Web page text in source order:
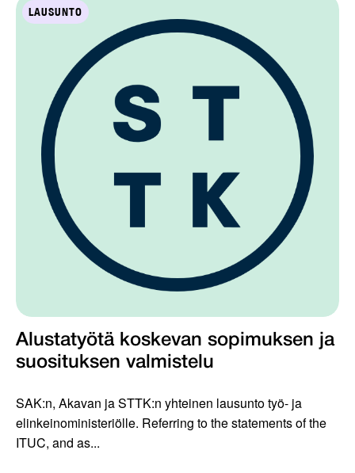
LAUSUNTO
Alustatyötä koskevan sopimuksen ja
suosituksen valmistelu
SAK:n, Akavan ja STTK:n yhteinen lausunto työ- ja
elinkeinoministeriölle. Referring to the statements of the
ITUC, and as...